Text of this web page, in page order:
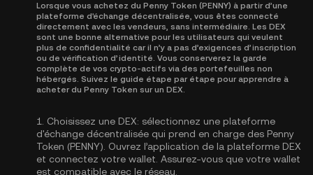
Lorsque vous achetez du Penny Token (PENNY) à partir d’une
plateforme d'échange décentralisée, vous êtes connecté
directement avec les vendeurs, sans intermédiaire. Les DEX
sont une bonne alternative pour les utilisateurs qui veulent
plus de confidentialité car il n’y a pas d’exigences d’inscription
ou de vérification d’identité. Vous conserverez la garde
complète de vos crypto-actifs via des portefeuilles non
hébergés. Suivez le guide étape par étape pour apprendre à
acheter du Penny Token sur un DEX.
1. Choisissez une DEX: sélectionnez une plateforme
d'échange décentralisée qui prend en charge des Penny
Token (PENNY). Ouvrez l’application de la plateforme DEX
et connectez votre wallet. Assurez-vous que votre wallet
est compatible avec le réseau.